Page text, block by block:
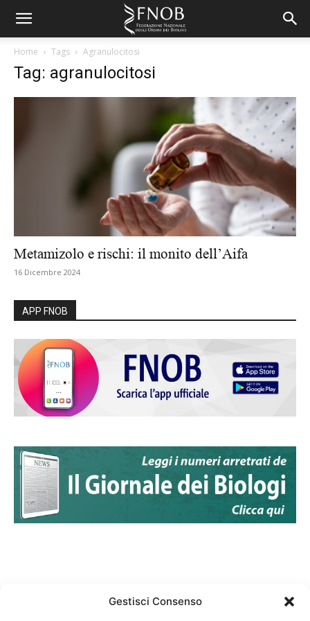
Gestisci Consenso
Home Tags Agranulocitosi
Tag: agranulocitosi
Metamizolo e rischi: il monito dell’Aifa
16 Dicembre 2024
APP FNOB